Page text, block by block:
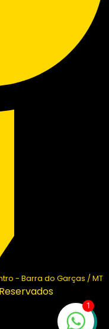
- Barra do Garças / MT
1